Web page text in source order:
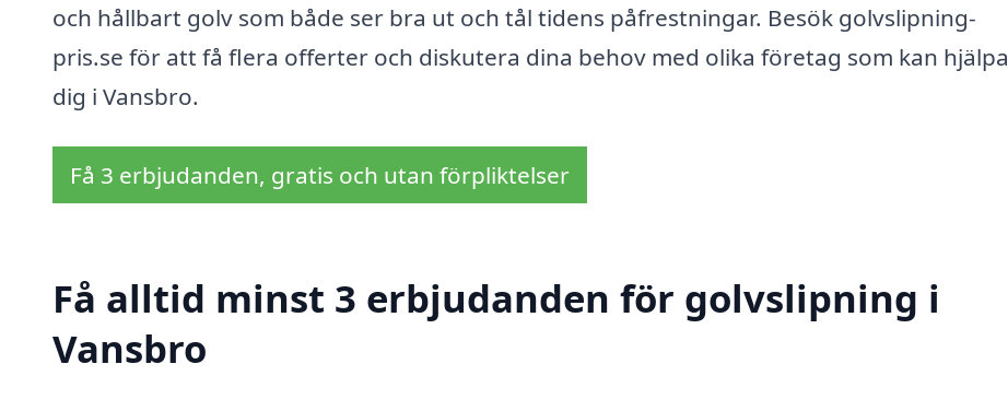
och hållbart golv som både ser bra ut och tål tidens påfrestningar. Besök golvslipning-
pris.se för att få flera offerter och diskutera dina behov med olika företag som kan hjälpa
dig i Vansbro.
Få 3 erbjudanden, gratis och utan förpliktelser
Få alltid minst 3 erbjudanden för golvslipning i
Vansbro